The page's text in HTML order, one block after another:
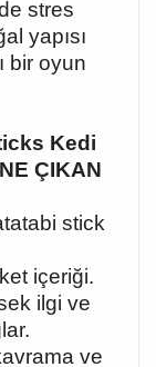
stres
yapısı
bir oyun
Kedi
ÇIKAN
stick
içeriği.
ilgi ve
ve